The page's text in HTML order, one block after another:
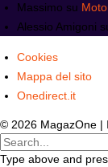
Massimo su
Alessio Amigoni
Cookies
Mappa del sito
Onedirect.it
© 2026 MagazOne |
Type above and